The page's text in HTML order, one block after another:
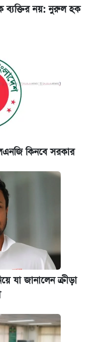
নয়: নুরুল হক
কিনবে সরকার
যা জানালেন ক্রীড়া